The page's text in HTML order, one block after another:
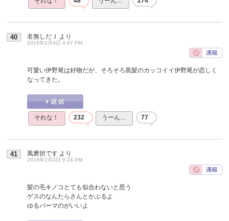
40 名無しだＪ より
2016年2月4日 4:47 PM
可愛い伊野尾は好物だが、そろそろ黒髪のカッコイイ伊野尾が恋しく
なってきた。
それな！ 232 うーん… 77
41 風磨担です より
2016年2月4日 6:24 PM
髪の毛キノコとても似合わないと思う
ゲスのなんたらさんとかぶるよ
ゆるパーマのがいいよ